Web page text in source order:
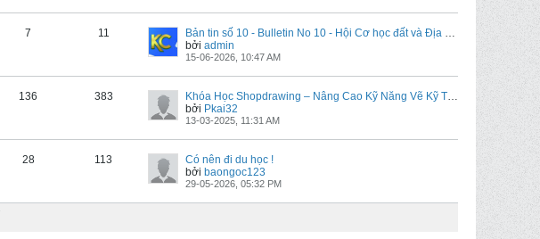
7 11
Bản tin số 10 - Bulletin No 10 - Hội Cơ học đất và Địa kỹ thuật công trình Việt Nam
bởi admin
15-06-2026, 10:47 AM
136 383
Khóa Học Shopdrawing – Nâng Cao Kỹ Năng Vẽ Kỹ Thuật Cho Kỹ Sư Xây Dựng
bởi Pkai32
13-03-2025, 11:31 AM
28 113
Có nên đi du học !
bởi baongoc123
29-05-2026, 05:32 PM